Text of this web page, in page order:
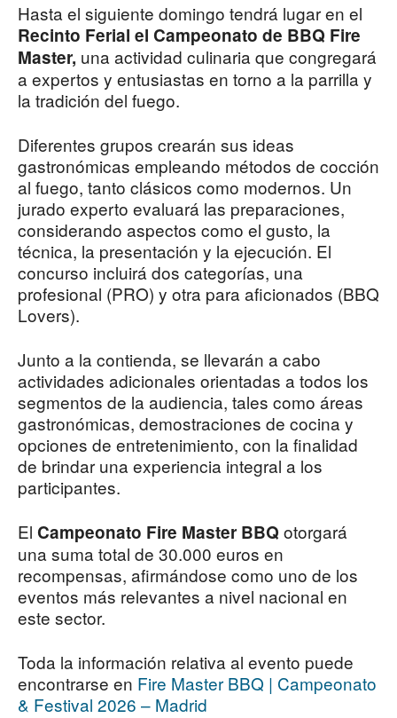
Hasta el siguiente domingo tendrá lugar en el
Recinto Ferial el Campeonato de BBQ Fire
Master, una actividad culinaria que congregará
a expertos y entusiastas en torno a la parrilla y
la tradición del fuego.
Diferentes grupos crearán sus ideas
gastronómicas empleando métodos de cocción
al fuego, tanto clásicos como modernos. Un
jurado experto evaluará las preparaciones,
considerando aspectos como el gusto, la
técnica, la presentación y la ejecución. El
concurso incluirá dos categorías, una
profesional (PRO) y otra para aficionados (BBQ
Lovers).
Junto a la contienda, se llevarán a cabo
actividades adicionales orientadas a todos los
segmentos de la audiencia, tales como áreas
gastronómicas, demostraciones de cocina y
opciones de entretenimiento, con la finalidad
de brindar una experiencia integral a los
participantes.
El Campeonato Fire Master BBQ otorgará
una suma total de 30.000 euros en
recompensas, afirmándose como uno de los
eventos más relevantes a nivel nacional en
este sector.
Toda la información relativa al evento puede
encontrarse en Fire Master BBQ | Campeonato
& Festival 2026 – Madrid